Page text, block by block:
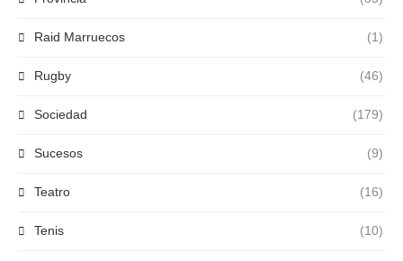
Raid Marruecos (1)
Rugby (46)
Sociedad (179)
Sucesos (9)
Teatro (16)
Tenis (10)